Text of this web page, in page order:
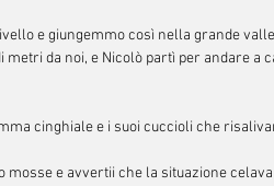
e giungemmo così nella grande
metri da noi, e Nicolò partì per andare
cinghiale e i suoi cuccioli che
mosse e avvertii che la situazione